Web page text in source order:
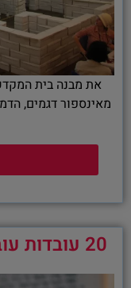
את מבנה בית
מאינספור דגמים,
20